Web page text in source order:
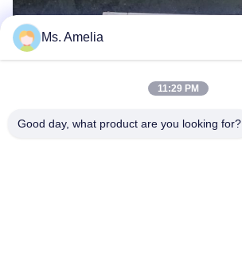
Ms. Amelia
11:29 PM
Good day, what product are you looking for?